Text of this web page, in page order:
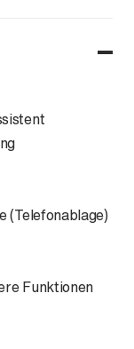
(Telefonablage)
Funktionen